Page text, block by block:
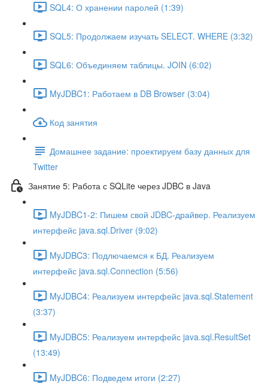
SQL4: О хранении паролей (1:39)
SQL5: Продолжаем изучать SELECT. WHERE (3:32)
SQL6: Объединяем таблицы. JOIN (6:02)
MyJDBC1: Работаем в DB Browser (3:04)
Код занятия
Домашнее задание: проектируем базу данных для
Twitter
Занятие 5: Работа с SQLite через JDBC в Java
MyJDBC1-2: Пишем свой JDBC-драйвер. Реализуем
интерфейс java.sql.Driver (9:02)
MyJDBC3: Подлючаемся к БД. Реализуем
интерфейс java.sql.Connection (5:56)
MyJDBC4: Реализуем интерфейс java.sql.Statement
(3:37)
MyJDBC5: Реализуем интерфейс java.sql.ResultSet
(13:49)
MyJDBC6: Подведем итоги (2:27)